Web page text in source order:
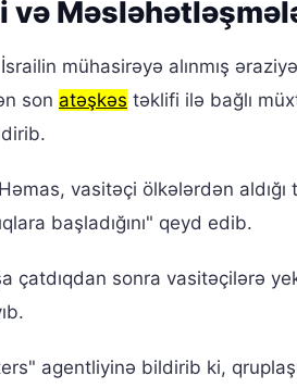
və
mühasirəyə alınmış
son atəşkəs təklifi ilə bağlı
vasitəçi ölkələrdən
başladığını" qeyd edib.
çatdıqdan sonra vasitəçilərə
agentliyinə bildirib ki,